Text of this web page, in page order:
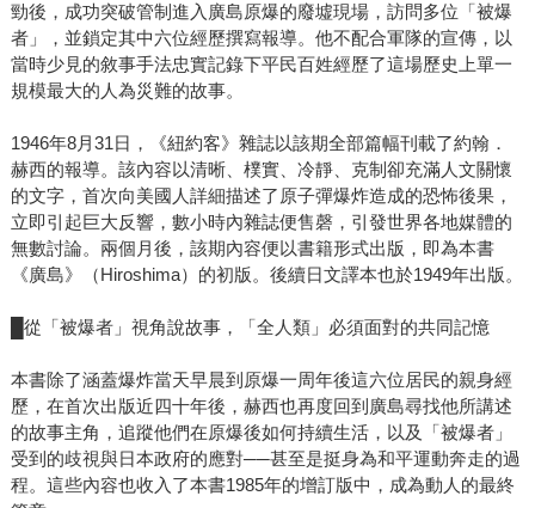
勁後，成功突破管制進入廣島原爆的廢墟現場，訪問多位「被爆
者」，並鎖定其中六位經歷撰寫報導。他不配合軍隊的宣傳，以
當時少見的敘事手法忠實記錄下平民百姓經歷了這場歷史上單一
規模最大的人為災難的故事。
1946年8月31日，《紐約客》雜誌以該期全部篇幅刊載了約翰．
赫西的報導。該內容以清晰、樸實、冷靜、克制卻充滿人文關懷
的文字，首次向美國人詳細描述了原子彈爆炸造成的恐怖後果，
立即引起巨大反響，數小時內雜誌便售磬，引發世界各地媒體的
無數討論。兩個月後，該期內容便以書籍形式出版，即為本書
《廣島》（Hiroshima）的初版。後續日文譯本也於1949年出版。
█從「被爆者」視角說故事，「全人類」必須面對的共同記憶
本書除了涵蓋爆炸當天早晨到原爆一周年後這六位居民的親身經
歷，在首次出版近四十年後，赫西也再度回到廣島尋找他所講述
的故事主角，追蹤他們在原爆後如何持續生活，以及「被爆者」
受到的歧視與日本政府的應對──甚至是挺身為和平運動奔走的過
程。這些內容也收入了本書1985年的增訂版中，成為動人的最終